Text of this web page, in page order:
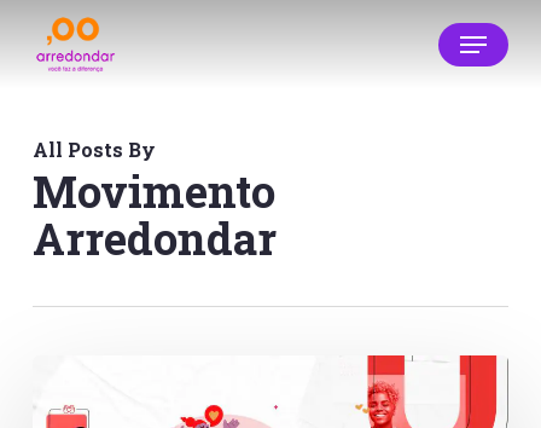
main
Menu
All Posts By
Movimento
Arredondar
nova
Close